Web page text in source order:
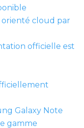
cloud par
officielle est
Galaxy Note
gamme